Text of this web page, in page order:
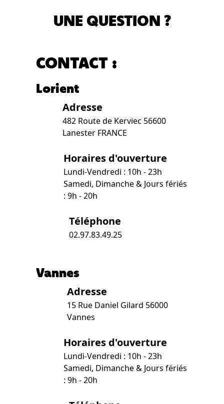
UNE QUESTION ?
CONTACT :
Lorient
Adresse
482 Route de Kerviec 56600
Lanester FRANCE
Horaires d'ouverture
Lundi-Vendredi : 10h - 23h
Samedi, Dimanche & Jours fériés
: 9h - 20h
Téléphone
02.97.83.49.25
Vannes
Adresse
15 Rue Daniel Gilard 56000
Vannes
Horaires d'ouverture
Lundi-Vendredi : 10h - 23h
Samedi, Dimanche & Jours fériés
: 9h - 20h